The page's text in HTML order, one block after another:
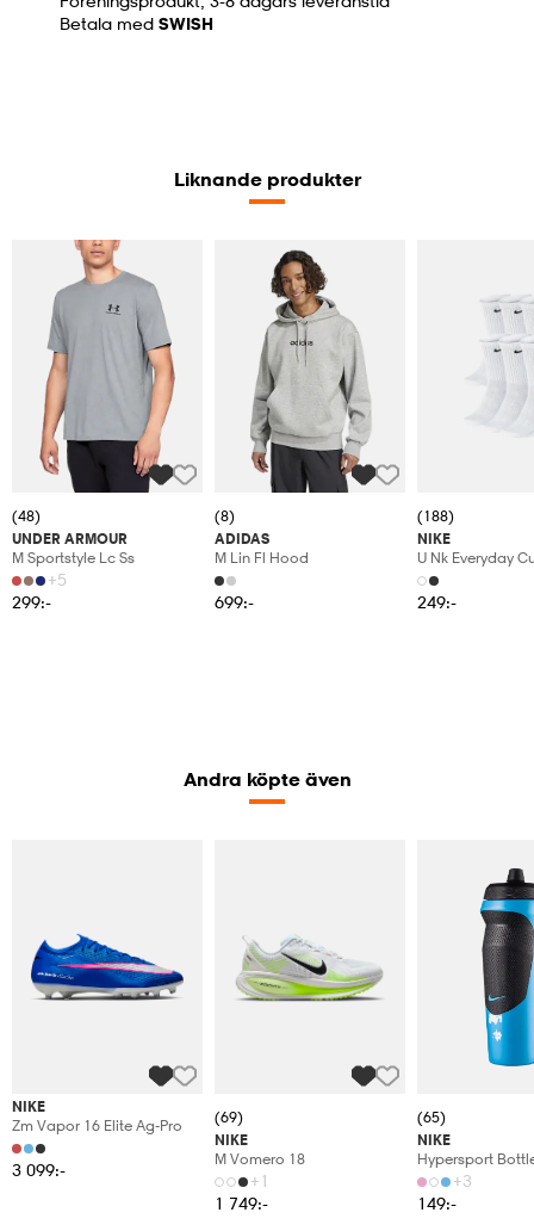
Betala med SWISH
Liknande produkter
(48)
UNDER ARMOUR
M Sportstyle Lc Ss
+5
299:-
(8)
ADIDAS
M Lin Fl Hood
699:-
(188)
NIKE
U Nk Everyday
6pr-Bd
249:-
Andra köpte även
NIKE
Zm Vapor 16 Elite Ag-Pro
3 099:-
(69)
NIKE
M Vomero 18
+1
1 749:-
(65)
NIKE
Hypersport
+3
149:-